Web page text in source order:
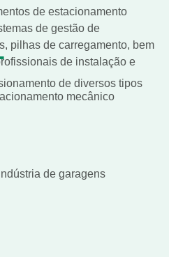
de estacionamento
de gestão de
pilhas de carregamento, bem
de instalação e
de diversos tipos
mecânico
de garagens